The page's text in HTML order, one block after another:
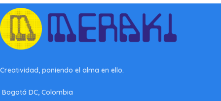
Creatividad, poniendo el alma en ello.
Bogotá DC, Colombia